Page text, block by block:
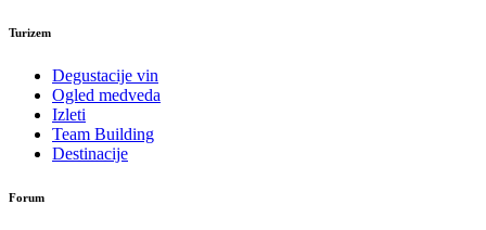
Turizem
Degustacije vin
Ogled medveda
Izleti
Team Building
Destinacije
Forum